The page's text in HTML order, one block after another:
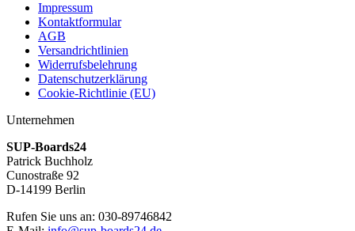
Impressum
Kontaktformular
AGB
Versandrichtlinien
Widerrufsbelehrung
Datenschutzerklärung
Cookie-Richtlinie (EU)
Unternehmen
SUP-Boards24
Patrick Buchholz
Cunostraße 92
D-14199 Berlin
Rufen Sie uns an: 030-89746842